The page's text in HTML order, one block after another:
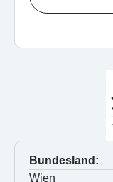
Bundesland:
Wien